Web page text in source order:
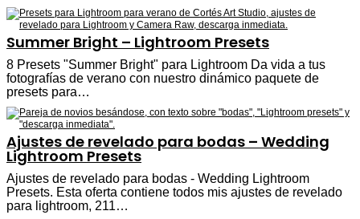
Summer Bright – Lightroom Presets
8 Presets "Summer Bright" para Lightroom Da vida a tus
fotografías de verano con nuestro dinámico paquete de
presets para…
Ajustes de revelado para bodas – Wedding
Lightroom Presets
Ajustes de revelado para bodas - Wedding Lightroom
Presets. Esta oferta contiene todos mis ajustes de revelado
para lightroom, 211…